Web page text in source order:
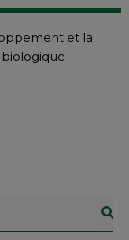
et la